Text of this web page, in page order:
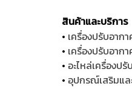
สินค้าและบริการ
• เครื่องปรับอาก
• เครื่องปรับอาก
• อะไหล่เครื่องป
• อุปกรณ์เสริมแล